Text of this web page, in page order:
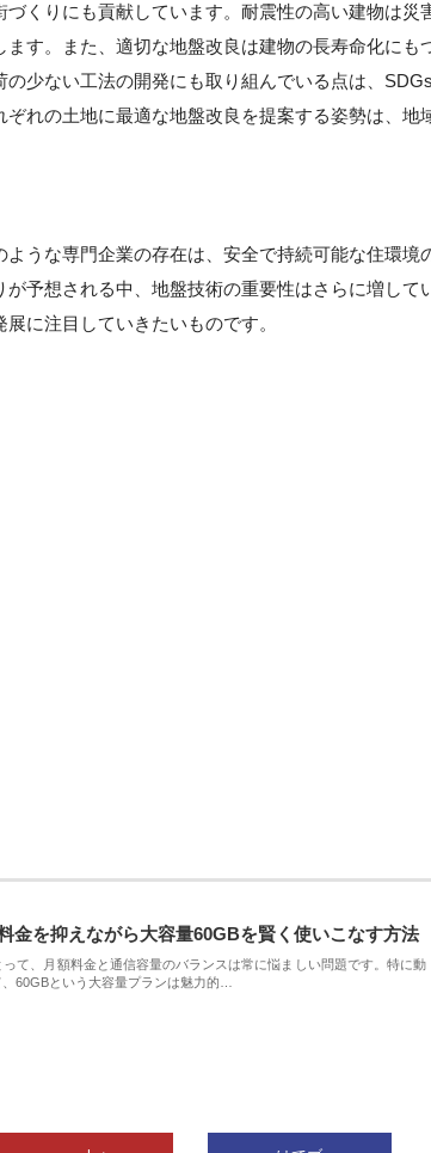
くりにも貢献しています。耐震性の高い建物は災
す。また、適切な地盤改良は建物の長寿命化にも
少ない工法の開発にも取り組んでいる点は、SDGs
れの土地に最適な地盤改良を提案する姿勢は、地
うな専門企業の存在は、安全で持続可能な住環境
予想される中、地盤技術の重要性はさらに増して
に注目していきたいものです。
金を抑えながら大容量60GBを賢く使いこなす方法
て、月額料金と通信容量のバランスは常に悩ましい問題です。特に動
60GBという大容量プランは魅力的…